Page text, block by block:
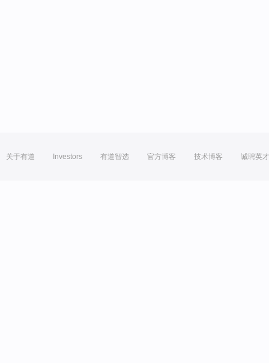
关于有道 Investors 有道智选 官方博客 技术博客 诚聘英才